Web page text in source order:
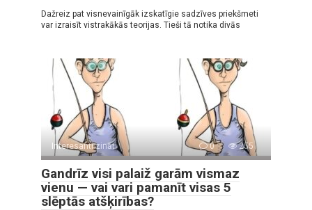
Dažreiz pat visnevainīgāk izskatīgie sadzīves priekšmeti
var izraisīt vistrakākās teorijas. Tieši tā notika divās
Interesanti zināt 0 255
Gandrīz visi palaiž garām vismaz
vienu — vai vari pamanīt visas 5
slēptās atšķirības?